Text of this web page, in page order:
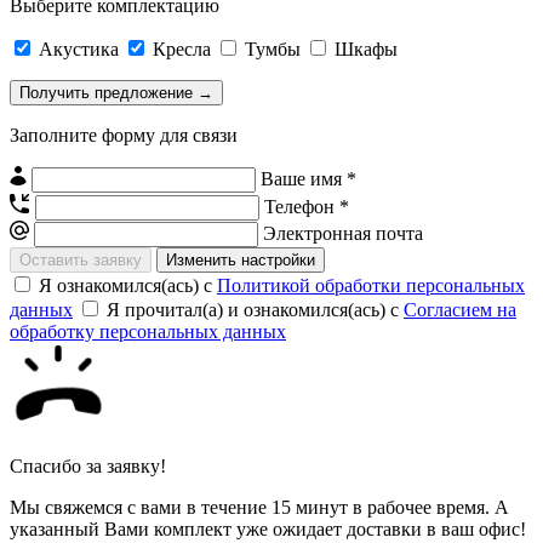
Выберите комплектацию
Акустика Кресла Тумбы Шкафы
Заполните форму для связи
Ваше имя *
Телефон *
Электронная почта
Изменить настройки
Я ознакомился(ась) с Политикой обработки персональных
данных
Я прочитал(а) и ознакомился(ась) с Согласием на
обработку персональных данных
Спасибо за заявку!
Мы свяжемся с вами в течение 15 минут в рабочее время. А
указанный Вами комплект уже ожидает доставки в ваш офис!